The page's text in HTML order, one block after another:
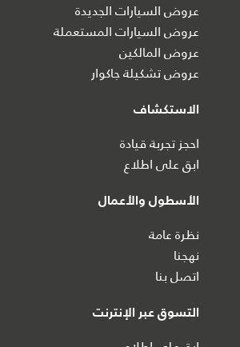
عروض السيارات الجديدة
عروض السيارات المستعملة
عروض المالكين
عروض تشكيلة جاكوار
الاستكشاف
احجز تجربة قيادة
ابق على اطلاع
الأسطول والأعمال
نظرة عامة
نهجنا
اتصل بنا
التسوق عبر الإنترنت